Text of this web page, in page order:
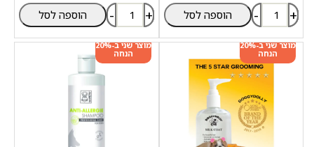
- + הוספה לסל - + הוספה לסל
מוצר שני ב-20%
הנחה
מוצר שני ב-20%
הנחה